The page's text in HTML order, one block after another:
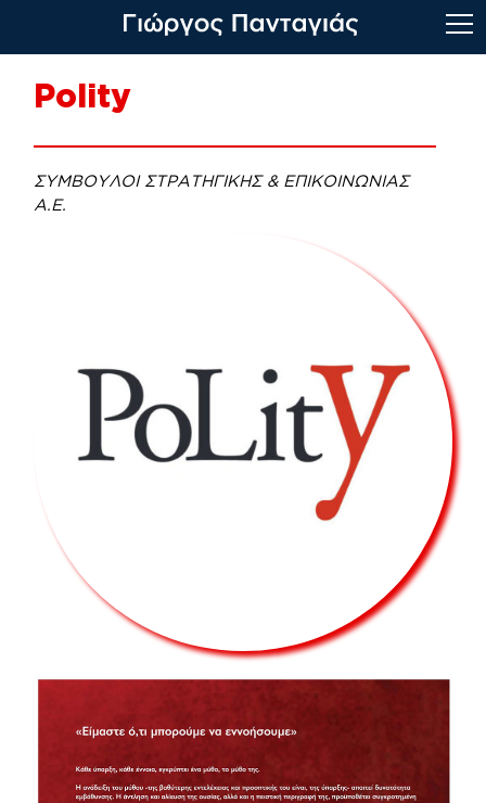
contentPolity
ΣΥΜΒΟΥΛΟΙ ΣΤΡΑΤΗΓΙΚΗΣ & ΕΠΙΚΟΙΝΩΝΙΑΣ
Α.Ε.